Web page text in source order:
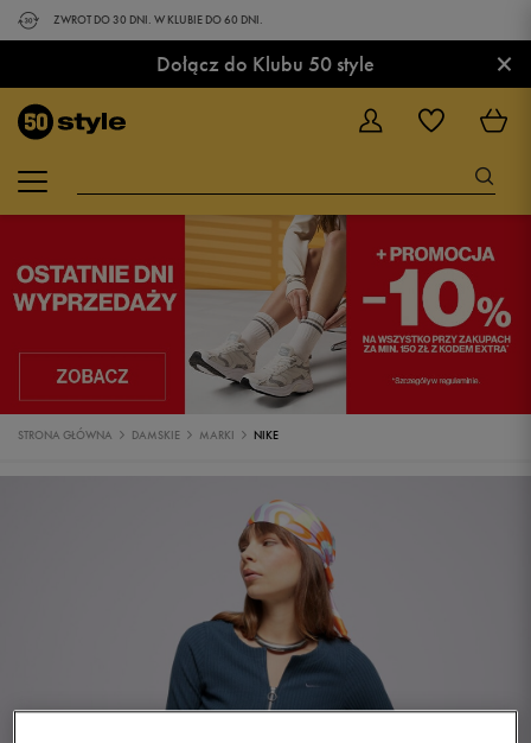
ZWROT DO 30 DNI. W KLUBIE DO 60 DNI.
Dołącz do Klubu 50 style ×
STRONA GŁÓWNA DAMSKIE MARKI NIKE